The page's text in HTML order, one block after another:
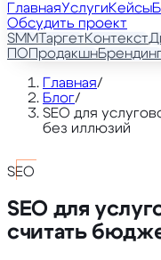
ГлавнаяУслугиКейсы
Обсудить проект
SMMТаргетКонтекст
ПОПродакшн
Главная/
Блог/
SEO для
без иллюзий
SEO
SEO для
считать